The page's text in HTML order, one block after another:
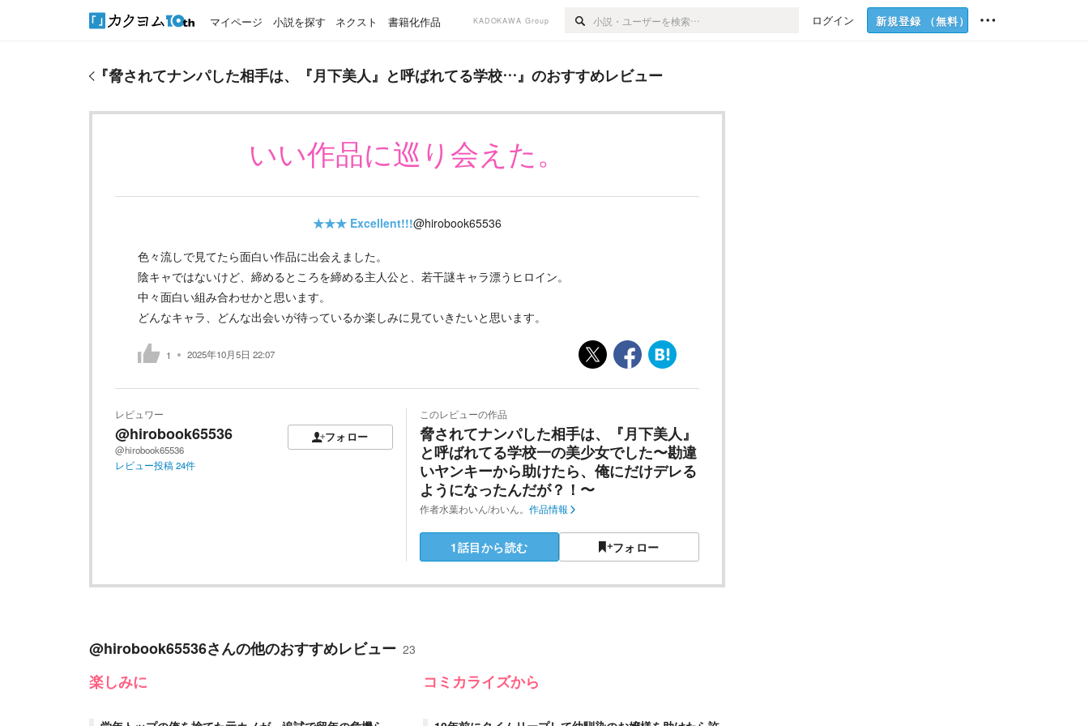
マイページ 小説を探す ネクスト 書籍化作品 KADOKAWA Group ログイン 新規登録 （無料）
『脅されてナンパした相手は、『月下美人』と呼ばれてる学校…』のおすすめレビュー
いい作品に巡り会えた。
★★★ Excellent!!!@hirobook65536
色々流しで見てたら面白い作品に出会えました。
陰キャではないけど、締めるところを締める主人公と、若干謎キャラ漂うヒロイン。
中々面白い組み合わせかと思います。
どんなキャラ、どんな出会いが待っているか楽しみに見ていきたいと思います。
1 2025年10月5日 22:07
レビュワー
@hirobook65536
@hirobook65536
フォロー
レビュー投稿24件
このレビューの作品
脅されてナンパした相手は、『月下美人』
と呼ばれてる学校一の美少女でした〜勘違
いヤンキーから助けたら、俺にだけデレる
ようになったんだが？！〜
作者水葉わいん/わいん。 作品情報
1話目から読む フォロー
@hirobook65536さんの他のおすすめレビュー 23
楽しみに コミカライズから